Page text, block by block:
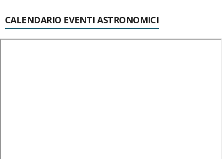
CALENDARIO EVENTI ASTRONOMICI